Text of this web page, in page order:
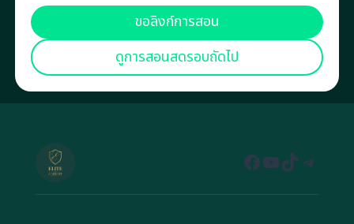
ขอลิงก์การสอน
ดูการสอนสดรอบถัดไป
Facebook
YouTube
TikTok